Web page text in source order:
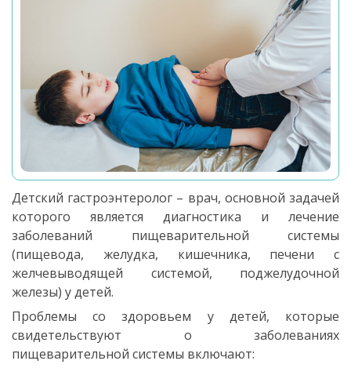
Детский гастроэнтеролог – врач, основной задачей
которого является диагностика и лечение
заболеваний пищеварительной системы
(пищевода, желудка, кишечника, печени с
желчевыводящей системой, поджелудочной
железы) у детей.
Проблемы со здоровьем у детей, которые
свидетельствуют о заболеваниях
пищеварительной системы включают: